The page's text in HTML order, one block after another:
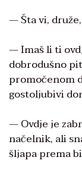
— Šta vi,
— Imaš li ti
dobrodušno
promočenom
gostoljubivi
— Ovdje je
načelnik, ali
šljapa prema